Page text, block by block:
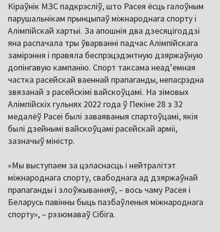
Кіраўнік МЗС падкрэсліў, што Расея ёсць галоўным
парушальнікам прынцыпаў міжнароднага спорту і
Алімпійскай хартыі. За апошнія два дзесяцігоддзі
яна распачала тры ўварванні падчас Алімпійскага
замірэння і правяла беспрэцэдэнтную дзяржаўную
допінгавую кампанію. Спорт таксама неадʼемная
частка расейскай ваеннай прапаганды, непасрэдна
звязанай з расейскімі вайскоўцамі. На зімовых
Алімпійскіх гульнях 2022 года ў Пекіне 28 з 32
медалёў Расеі былі заваяваныя спартоўцамі, якія
былі дзейнымі вайскоўцамі расейскай арміі,
зазначыў міністр.
«Мы выступаем за цэласнасць і нейтралітэт
міжнароднага спорту, свабоднага ад дзяржаўнай
прапаганды і злоўжыванняў, – вось чаму Расея і
Беларусь павінны быць пазбаўленыя міжнароднага
спорту», – рэзюмаваў Сібіга.